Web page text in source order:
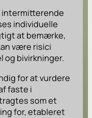
intermitterende
individuelle
at bemærke,
være risici
bivirkninger.
for at vurdere
faste i
som et
for, etableret